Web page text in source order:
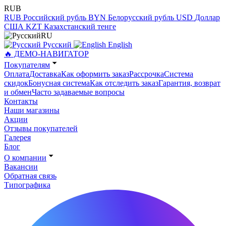
RUB
RUB Российский рубль BYN Белорусский рубль USD Доллар
США KZT Казахстанский тенге
RU
Русский
English
🔥 ДЕМО-НАВИГАТОР
Покупателям
ОплатаДоставкаКак оформить заказРассрочкаСистема
скидокБонусная системаКак отследить заказГарантия, возврат
и обменЧасто задаваемые вопросы
Контакты
Наши магазины
Акции
Отзывы покупателей
Галерея
Блог
О компании
Вакансии
Обратная связь
Типографика